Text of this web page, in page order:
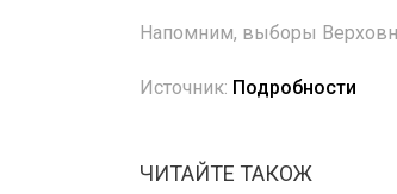
Напомним, выборы
Источник: Подробности
ЧИТАЙТЕ ТАКОЖ